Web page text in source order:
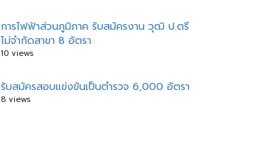
การไฟฟ้าส่วนภูมิภาค รับสมัครงาน วุฒิ ป.ตรี
ไม่จำกัดสาขา 8 อัตรา
10 views
รับสมัครสอบแข่งขันเป็นตำรวจ 6,000 อัตรา
8 views